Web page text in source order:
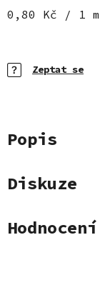
Měrná cena:
0,80 Kč / 1
Zeptat se
Popis
Diskuze
Hodnocení